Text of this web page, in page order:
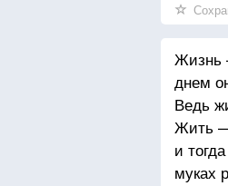
Жизнь
днем
Ведь
Жить —
и
муках